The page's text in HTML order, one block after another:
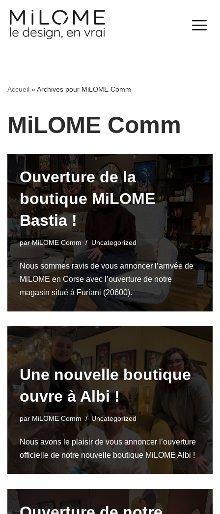
Aller
Accueil »Archives pour MiLOME Comm
MiLOME Comm
Ouverture de la
boutique MiLOME
Bastia !
parMiLOME Comm Uncategorized
Nous sommes ravis de vous annoncer l’arrivée de
MiLOME en Corse avec l’ouverture de notre
magasin situé à Furiani (20600).
Une nouvelle boutique
ouvre à Albi !
par MiLOME Comm Uncategorized
Nous avons le plaisir de vous annoncer l’ouverture
officielle de notre nouvelle boutique MiLOME Albi !